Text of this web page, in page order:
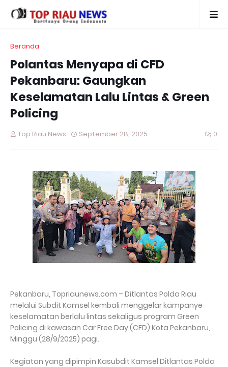
Beranda
Polantas Menyapa di CFD
Pekanbaru: Gaungkan
Keselamatan Lalu Lintas & Green
Policing
Top Riau News September 28, 2025 0
Pekanbaru, Topriaunews.com – Ditlantas Polda Riau
melalui Subdit Kamsel kembali menggelar kampanye
keselamatan berlalu lintas sekaligus program Green
Policing di kawasan Car Free Day (CFD) Kota Pekanbaru,
Minggu (28/9/2025) pagi.
Kegiatan yang dipimpin Kasubdit Kamsel Ditlantas Polda